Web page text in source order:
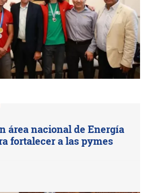
área nacional de Energía
fortalecer a las pymes